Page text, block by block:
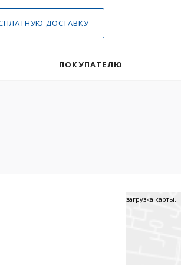
ДОСТАВКУ
ПОКУПАТЕЛЮ
загрузка карты...